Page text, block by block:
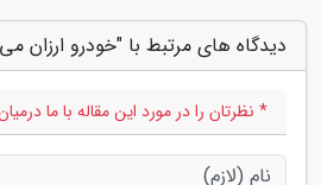
دیدگاه های مرتبط با "خودرو ارزان
* نظرتان را در مورد این مقاله با ما